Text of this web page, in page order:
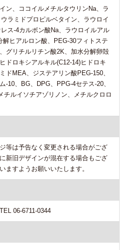
ン、ココイルメチルタウリンNa、ラ
ラミドプロピルベタイン、ラウロイ
ス-4カルボン酸Na、ラウロイルアル
解ヒアルロン酸、PEG-30フィトステ
グリチルリチン酸2K、加水分解卵殻
ドロキシアルキル(C12-14)ヒドロキ
ドMEA、ジステアリン酸PEG-150、
-10、BG、DPG、PPG-4セテス-20、
チルイソチアゾリノン、メチルクロロ
等は予告なく変更される場合がござ
新旧デザインが混在する場合もござ
ますようお願いいたします。
06-6711-0344